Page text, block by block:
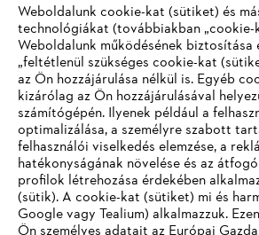
#STIHL
Vállalat
Weboldalunk cookie-kat (sütiket) és
technológiákat (továbbiakban „cookie-
Weboldalunk működésének biztosítása
„feltétlenül szükséges cookie-kat
az Ön hozzájárulása nélkül is. Egyéb
kizárólag az Ön hozzájárulásával
számítógépén. Ilyenek például a
optimalizálása, a személyre szabott
felhasználói viselkedés elemzése, a
hatékonyságának növelése és az
profilok létrehozása érdekében
(sütik). A cookie-kat (sütiket) mi és
Google vagy Tealium) alkalmazzuk.